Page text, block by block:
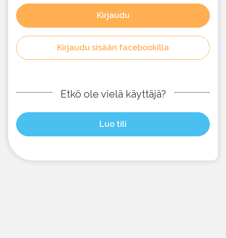
Kirjaudu
Kirjaudu sisään facebookilla
Etkö ole vielä käyttäjä?
Luo tili